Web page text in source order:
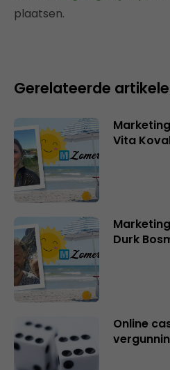
plaatsen.
Gerelateerde
Vita
Durk
Online